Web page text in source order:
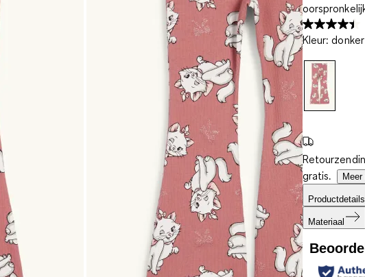
Kleur:
gratis.
Productdetails
Materiaal